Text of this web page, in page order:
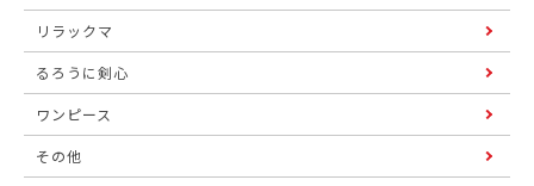
リラックマ
るろうに剣心
ワンピース
その他